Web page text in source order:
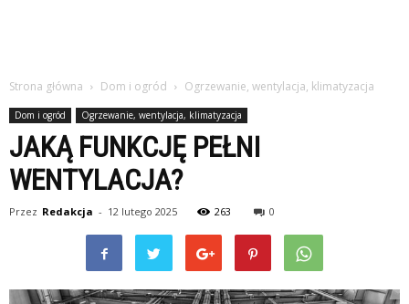
Strona główna Dom i ogród Ogrzewanie, wentylacja, klimatyzacja
Dom i ogród Ogrzewanie, wentylacja, klimatyzacja
JAKĄ FUNKCJĘ PEŁNI
WENTYLACJA?
Przez Redakcja - 12 lutego 2025 263 0